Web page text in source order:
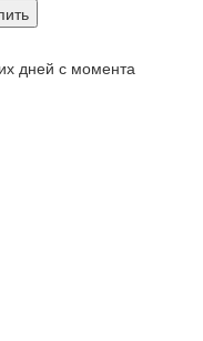
дней с момента